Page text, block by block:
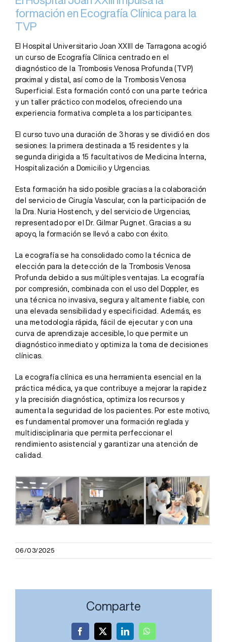
formación en Ecografía Clínica para la
TVP
El Hospital Universitario Joan XXIII de Tarragona acogió
un curso de Ecografía Clínica centrado en el
diagnóstico de la Trombosis Venosa Profunda (TVP)
proximal y distal, así como de la Trombosis Venosa
Superficial. Esta formación contó con una parte teórica
y un taller práctico con modelos, ofreciendo una
experiencia formativa completa a los participantes.
El curso tuvo una duración de 3 horas y se dividió en dos
sesiones: la primera destinada a 15 residentes y la
segunda dirigida a 15 facultativos de Medicina Interna,
Hospitalización a Domicilio y Urgencias.
Esta formación ha sido posible gracias a la colaboración
del servicio de Cirugía Vascular, con la participación de
la Dra. Nuria Hostench, y del servicio de Urgencias,
representado por el Dr. Gilmar Pugnet. Gracias a su
apoyo, la formación se llevó a cabo con éxito.
La ecografía se ha consolidado como la técnica de
elección para la detección de la Trombosis Venosa
Profunda debido a sus múltiples ventajas. La ecografía
por compresión, combinada con el uso del Doppler, es
una técnica no invasiva, segura y altamente fiable, con
una elevada sensibilidad y especificidad. Además, es
una metodología rápida, fácil de ejecutar y con una
curva de aprendizaje accesible, lo que permite un
diagnóstico inmediato y optimiza la toma de decisiones
clínicas.
La ecografía clínica es una herramienta esencial en la
práctica médica, ya que contribuye a mejorar la rapidez
y la precisión diagnóstica, optimiza los recursos y
aumenta la seguridad de los pacientes. Por este motivo,
es fundamental promover una formación reglada y
multidisciplinaria que permita perfeccionar el
rendimiento asistencial y garantizar una atención de
calidad.
06/03/2025
Comparte
Facebook
X LinkedInWhatsApp